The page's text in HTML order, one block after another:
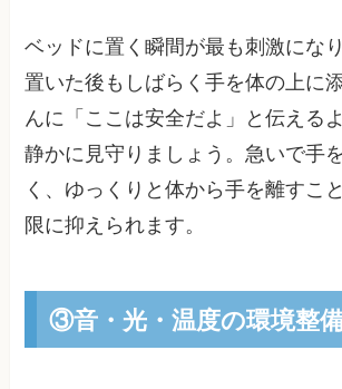
ベッドに置く瞬間が最も刺激にな
置いた後もしばらく手を体の上に
んに「ここは安全だよ」と伝える
静かに見守りましょう。急いで手
く、ゆっくりと体から手を離すこ
限に抑えられます。
③音・光・温度の環境整